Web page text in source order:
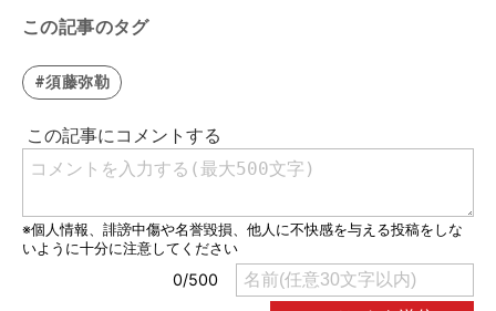
この記事のタグ
#須藤弥勒